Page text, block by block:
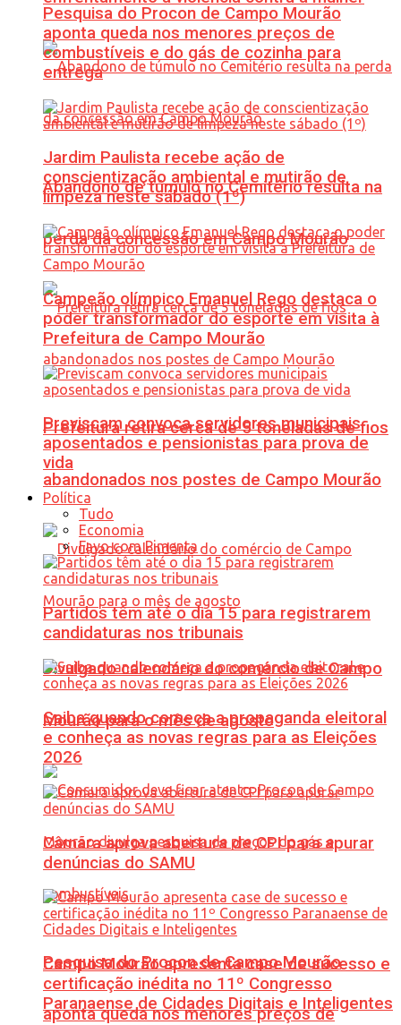
Abandono de túmulo no Cemitério resulta na
perda da concessão em Campo Mourão
Prefeitura retira cerca de 5 toneladas de fios
abandonados nos postes de Campo Mourão
Divulgado calendário do comércio de Campo
Mourão para o mês de agosto
Pesquisa do Procon de Campo Mourão
aponta queda nos menores preços de
Pesquisa do Procon de Campo Mourão
aponta queda nos menores preços de
combustíveis e do gás de cozinha para
entrega
Jardim Paulista recebe ação de
conscientização ambiental e mutirão de
limpeza neste sábado (1º)
Campeão olímpico Emanuel Rego destaca o
poder transformador do esporte em visita à
Prefeitura de Campo Mourão
Previscam convoca servidores municipais
aposentados e pensionistas para prova de
vida
Política
Tudo
Economia
Favo com Pimenta
Partidos têm até o dia 15 para registrarem
candidaturas nos tribunais
Saiba quando começa a propaganda eleitoral
e conheça as novas regras para as Eleições
2026
Câmara aprova abertura de CPI para apurar
denúncias do SAMU
Campo Mourão apresenta case de sucesso e
certificação inédita no 11º Congresso
Paranaense de Cidades Digitais e Inteligentes